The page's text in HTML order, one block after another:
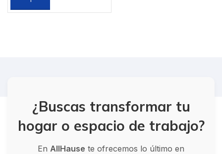
¿Buscas transformar tu
hogar o espacio de trabajo?
En AllHause te ofrecemos lo último en